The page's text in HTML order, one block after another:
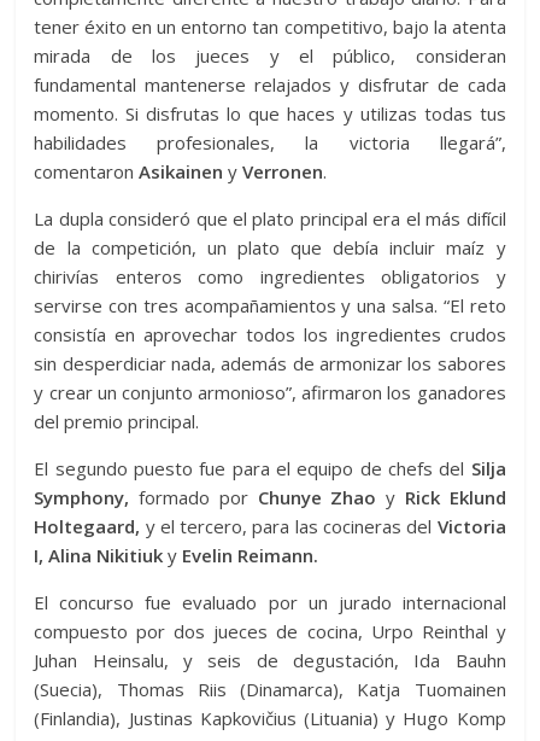
tener éxito en un entorno tan competitivo, bajo la atenta
mirada de los jueces y el público, consideran
fundamental mantenerse relajados y disfrutar de cada
momento. Si disfrutas lo que haces y utilizas todas tus
habilidades profesionales, la victoria llegará”,
comentaronAsikainen yVerronen.
La dupla consideró que el plato principal era el más difícil
de la competición, un plato que debía incluir maíz y
chirivías enteros como ingredientes obligatorios y
servirse con tres acompañamientos y una salsa. “El reto
consistía en aprovechar todos los ingredientes crudos
sin desperdiciar nada, además de armonizar los sabores
y crear un conjunto armonioso”, afirmaron los ganadores
del premio principal.
El segundo puesto fue para el equipo de chefs del Silja
Symphony, formado por Chunye Zhao y Rick Eklund
Holtegaard, y el tercero, para las cocineras del Victoria
I, Alina Nikitiuk y Evelin Reimann.
El concurso fue evaluado por un jurado internacional
compuesto por dos jueces de cocina, Urpo Reinthal y
Juhan Heinsalu, y seis de degustación, Ida Bauhn
(Suecia), Thomas Riis (Dinamarca), Katja Tuomainen
(Finlandia), Justinas Kapkovičius (Lituania) y Hugo Komp